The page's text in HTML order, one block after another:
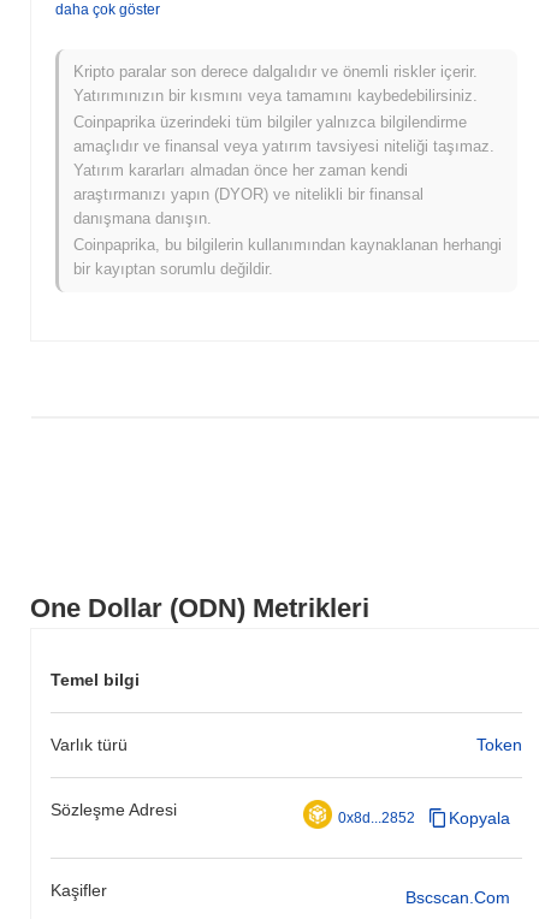
One Dollar (ODN) Metrikleri
Temel bilgi
Varlık türü Token
Sözleşme Adresi 0x8d...2852 Kopyala
Kaşifler Bscscan.com
Tüm Zamanların En Yüksek Değeri (ATH):
One Dollar şu anda ATH'sinin ~100.00% altında işlem görüyor .
One Dollar, daha geniş kripto piyasasıyla
karşılaştırıldığında nasıl performans gösteriyor?
Son 7 günde One Dollar0.00% kazandı, genel kripto
piyasasından 0.26%kazanç kaydeden daha düşük performans
gösterdi. Bu, daha geniş piyasa momentumuna göre ODN'ün fiyat
hareketinde geçici bir gecikme gösterdiğini belirtir.
daha çok göster
Kripto paralar son derece dalgalıdır ve önemli riskler içerir.
Yatırımınızın bir kısmını veya tamamını kaybedebilirsiniz.
Coinpaprika üzerindeki tüm bilgiler yalnızca bilgilendirme
amaçlıdır ve finansal veya yatırım tavsiyesi niteliği taşımaz.
Yatırım kararları almadan önce her zaman kendi
araştırmanızı yapın (DYOR) ve nitelikli bir finansal
danışmana danışın.
Coinpaprika, bu bilgilerin kullanımından kaynaklanan herhangi
bir kayıptan sorumlu değildir.